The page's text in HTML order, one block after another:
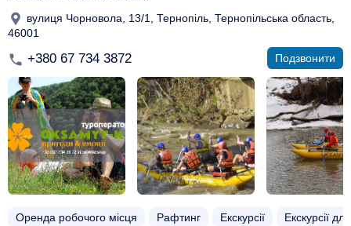
вулиця Чорновола, 13/1, Тернопіль, Тернопільська область,
46001
+380 67 734 3872 Подзвонити
Оренда робочого місця Рафтинг Екскурсії Екскурсії